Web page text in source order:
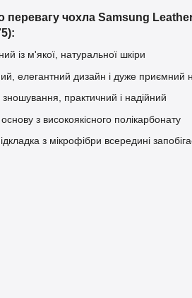
перевагу чохла Samsung
із м'якої, натуральної шкіри
елегантний дизайн і дуже приємний
зношування, практичний і надійний
з високоякісного полікарбонату
з мікрофібри всередині